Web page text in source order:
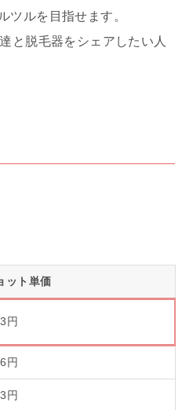
ツルを目指せます。
と脱毛器をシェアしたい人
ット単価
円
円
円